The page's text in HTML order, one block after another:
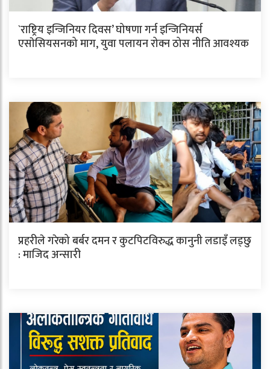
`राष्ट्रिय इन्जिनियर दिवस’ घोषणा गर्न इन्जिनियर्स
एसाेसियसनको माग, युवा पलायन रोक्न ठोस नीति आवश्यक
प्रहरीले गरेको बर्बर दमन र कुटपिटविरुद्ध कानुनी लडाइँ लड्छु
: माजिद अन्सारी